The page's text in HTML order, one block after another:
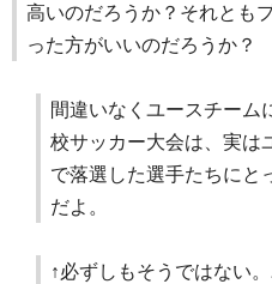
高いのだろうか？それとも
った方がいいのだろうか？
間違いなくユースチーム
校サッカー大会は、実は
で落選した選手たちにと
だよ。
↑必ずしもそうではない